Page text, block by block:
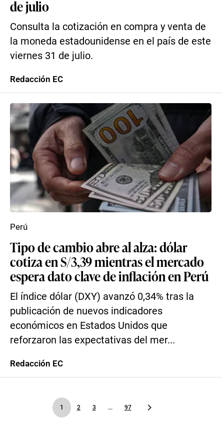
de julio
Consulta la cotización en compra y venta de
la moneda estadounidense en el país de este
viernes 31 de julio.
Redacción EC
Tipo de cambio abre al alza: dólar
cotiza en S/3,39 mientras el mercado
espera dato clave de inflación en Perú
El índice dólar (DXY) avanzó 0,34% tras la
publicación de nuevos indicadores
económicos en Estados Unidos que
reforzaron las expectativas del mer...
Perú
Redacción EC
1 2 3 ... 97